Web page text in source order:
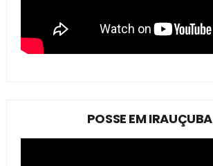
POSSE EM IRAUÇUBA